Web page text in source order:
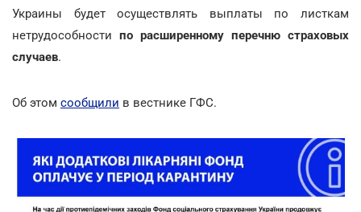
Украины будет осуществлять выплаты по листкам
нетрудособности по расширенному перечню страховых
случаев.
Об этом сообщили в вестнике ГФС.